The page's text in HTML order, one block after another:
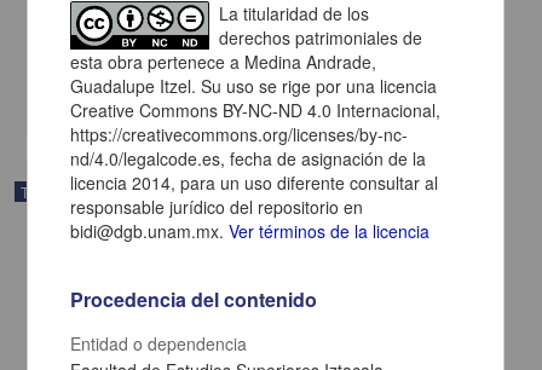
Varela Peña, Brenda Montserrat
Medicina y Ciencias de la Salud
Trabajo de grado
La titularidad de los
derechos patrimoniales de
esta obra pertenece a Medina Andrade,
Guadalupe Itzel. Su uso se rige por una licencia
Creative Commons BY-NC-ND 4.0 Internacional,
https://creativecommons.org/licenses/by-nc-
nd/4.0/legalcode.es, fecha de asignación de la
licencia 2014, para un uso diferente consultar al
responsable jurídico del repositorio en
bidi@dgb.unam.mx.Ver términos de la licencia
Procedencia del contenido
Entidad o dependencia